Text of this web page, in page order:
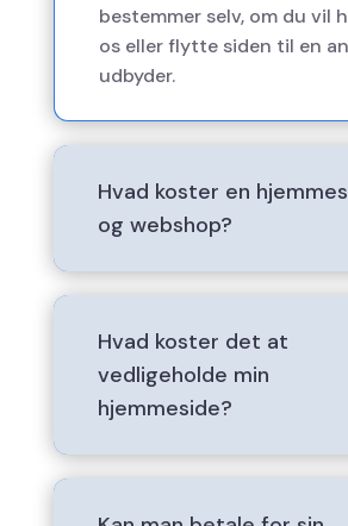
bestemmer selv, om du vil
os eller flytte siden til en
udbyder.
Hvad koster en
og webshop?
Du kan nemt og hurtigt
webshop.
Prisen afhænger af dine
funktioner og antal
eller produkter.
Alle løsninger er unikt
Du kan altid beregne din pris
Hvad koster det at
vedligeholde min
hjemmeside?
Vi tilbyder vedligeholdelse